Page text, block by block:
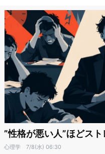
”性格が悪い人”ほどス
心理学 7/8(水) 06:30